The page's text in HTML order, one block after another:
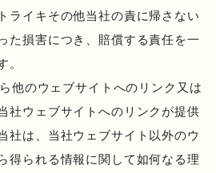
ライキその他当社の責に帰さない
た損害につき、賠償する責任を一
他のウェブサイトへのリンク又は
社ウェブサイトへのリンクが提供
社は、当社ウェブサイト以外のウ
得られる情報に関して如何なる理